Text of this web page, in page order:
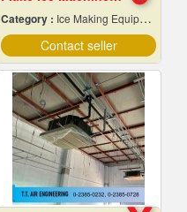
Category : Ice Making Equipment & Machines
Contact seller